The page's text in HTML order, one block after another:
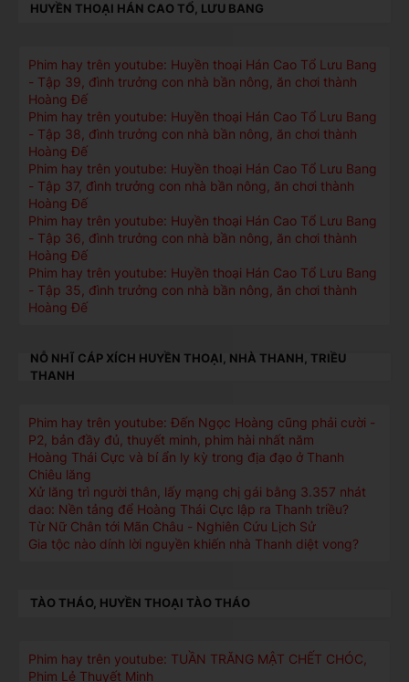
HUYỀN THOẠI HÁN CAO TỔ, LƯU BANG
Phim hay trên youtube: Huyền thoại Hán Cao Tổ Lưu Bang
- Tập 39, đình trưởng con nhà bần nông, ăn chơi thành
Hoàng Đế
Phim hay trên youtube: Huyền thoại Hán Cao Tổ Lưu Bang
- Tập 38, đình trưởng con nhà bần nông, ăn chơi thành
Hoàng Đế
Phim hay trên youtube: Huyền thoại Hán Cao Tổ Lưu Bang
- Tập 37, đình trưởng con nhà bần nông, ăn chơi thành
Hoàng Đế
Phim hay trên youtube: Huyền thoại Hán Cao Tổ Lưu Bang
- Tập 36, đình trưởng con nhà bần nông, ăn chơi thành
Hoàng Đế
Phim hay trên youtube: Huyền thoại Hán Cao Tổ Lưu Bang
- Tập 35, đình trưởng con nhà bần nông, ăn chơi thành
Hoàng Đế
NỖ NHĨ CÁP XÍCH HUYỀN THOẠI, NHÀ THANH, TRIỀU
THANH
Phim hay trên youtube: Đến Ngọc Hoàng cũng phải cười -
P2, bản đầy đủ, thuyết minh, phim hài nhất năm
Hoàng Thái Cực và bí ẩn ly kỳ trong địa đạo ở Thanh
Chiêu lăng
Xử lăng trì người thân, lấy mạng chị gái bằng 3.357 nhát
dao: Nền tảng để Hoàng Thái Cực lập ra Thanh triều?
Từ Nữ Chân tới Mãn Châu - Nghiên Cứu Lịch Sử
Gia tộc nào dính lời nguyền khiến nhà Thanh diệt vong?
TÀO THÁO, HUYỀN THOẠI TÀO THÁO
Phim hay trên youtube: TUẦN TRĂNG MẬT CHẾT CHÓC,
Phim Lẻ Thuyết Minh